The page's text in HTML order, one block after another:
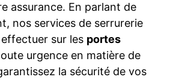
assurance. En parlant de
nos services de serrurerie
sur les portes
urgence en matière de
la sécurité de vos